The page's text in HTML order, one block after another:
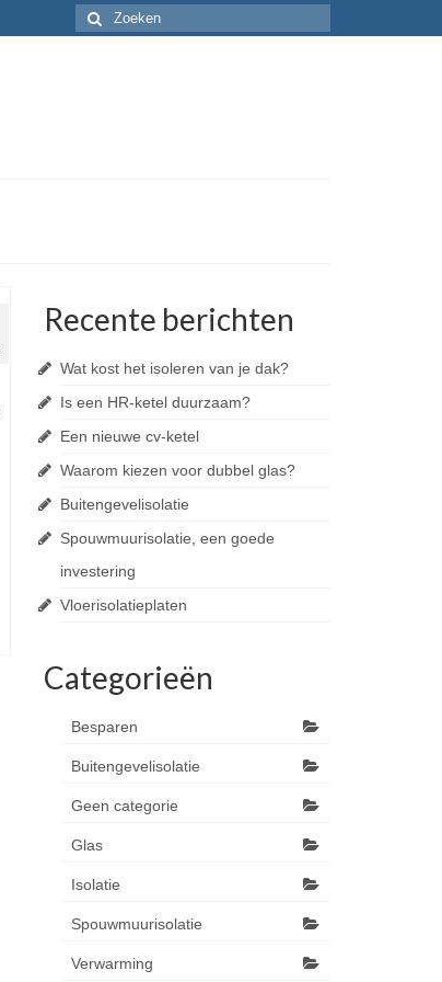
Recente berichten
Wat kost het isoleren van je dak?
Is een HR-ketel duurzaam?
Een nieuwe cv-ketel
Waarom kiezen voor dubbel glas?
Buitengevelisolatie
Spouwmuurisolatie, een goede
investering
Vloerisolatieplaten
Categorieën
Besparen
Buitengevelisolatie
Geen categorie
Glas
Isolatie
Spouwmuurisolatie
Verwarming